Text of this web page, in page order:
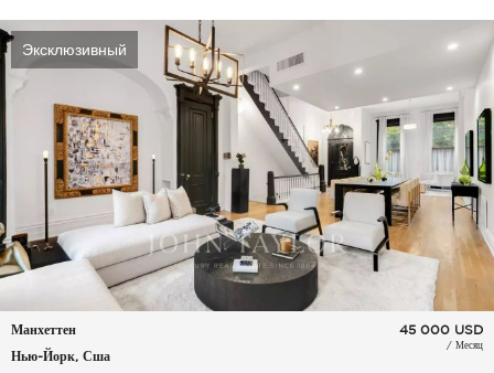
Эксклюзивный
Манхеттен
Нью-Йорк, Сша
45 000 USD
/ Месяц